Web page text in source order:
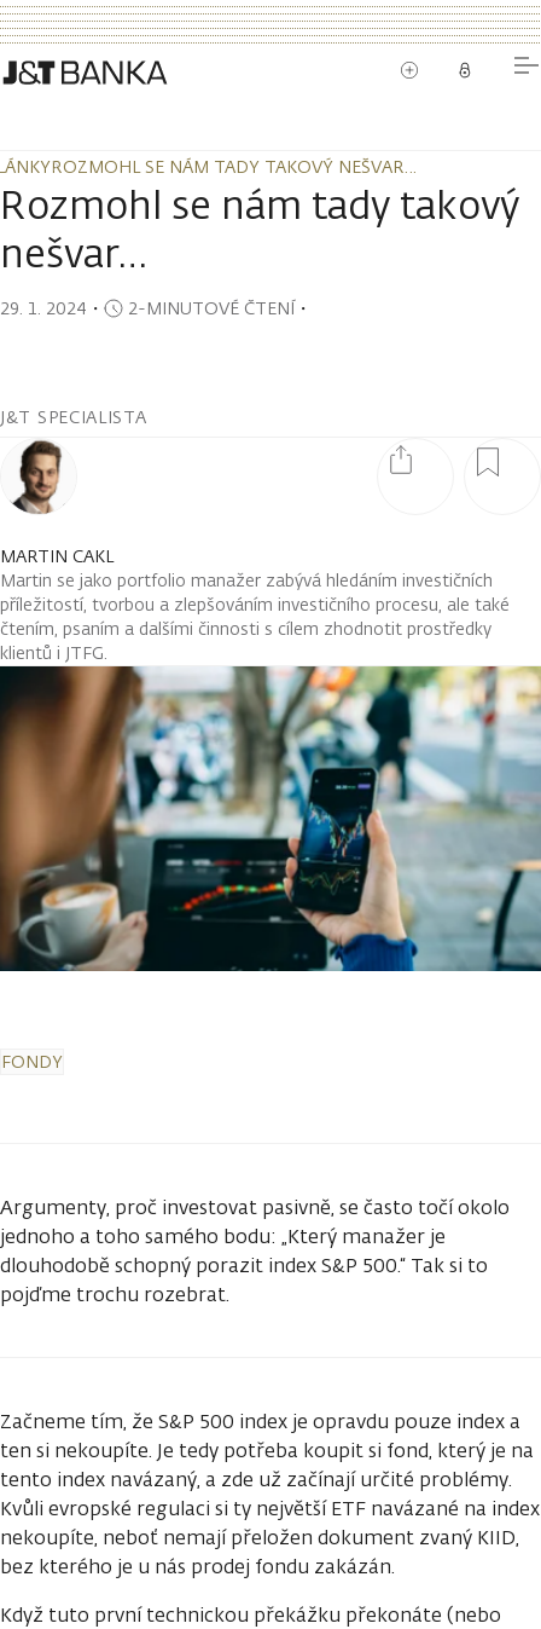
ROZMOHL SE NÁM TADY TAKOVÝ NEŠVAR…
ROZMOHL SE NÁM TADY TAKOVÝ NEŠVAR…
Rozmohl se nám tady takový
nešvar…
29. 1. 2024 ・ 2-MINUTOVÉ ČTENÍ・
J&T SPECIALISTA
MARTIN CAKL
Martin se jako portfolio manažer zabývá hledáním investičních
příležitostí, tvorbou a zlepšováním investičního procesu, ale také
čtením, psaním a dalšími činnosti s cílem zhodnotit prostředky
klientů i JTFG.
FONDY
Argumenty, proč investovat pasivně, se často točí okolo
jednoho a toho samého bodu: „Který manažer je
dlouhodobě schopný porazit index S&P 500.“ Tak si to
pojďme trochu rozebrat.
Začneme tím, že S&P 500 index je opravdu pouze index a
ten si nekoupíte. Je tedy potřeba koupit si fond, který je na
tento index navázaný, a zde už začínají určité problémy.
Kvůli evropské regulaci si ty největší ETF navázané na index
nekoupíte, neboť nemají přeložen dokument zvaný KIID,
bez kterého je u nás prodej fondu zakázán.
Když tuto první technickou překážku překonáte (nebo